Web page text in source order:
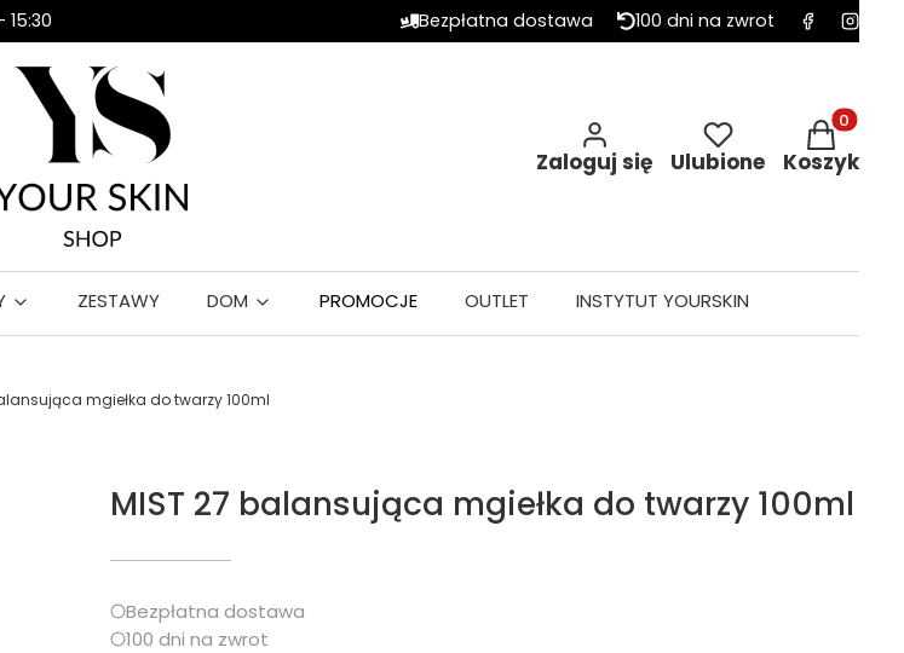
15:30 Bezpłatna dostawa 100 dni na zwrot
Zaloguj się Ulubione
Produkty
Koszyk
ZESTAWY DOM PROMOCJE OUTLET INSTYTUT YOURSKIN
mgiełka do twarzy 100ml
MIST 27 balansująca mgiełka do twarzy 100ml
Bezpłatna dostawa
100 dni na zwrot